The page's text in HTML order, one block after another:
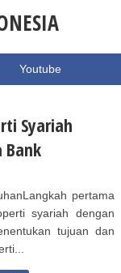
Youtube
Syariah
Bank
pertama
syariah dengan
tujuan dan